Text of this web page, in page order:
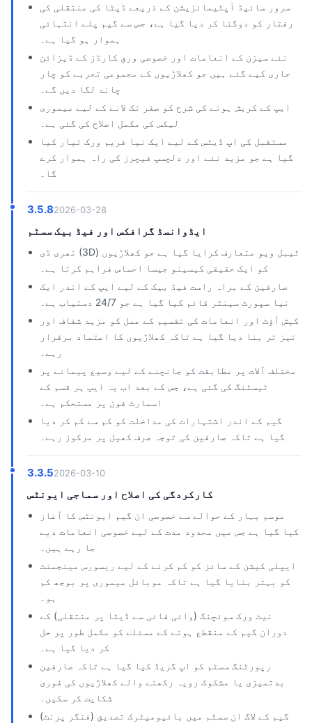
سرور سائیڈ آپٹیمائزیشن کے ذریعے ڈیٹا کی منتقلی کی
رفتار کو دوگنا کر دیا گیا ہے، جس سے گیم پلے انتہائی
ہموار ہو گیا ہے۔
نئے سیزن کے انعامات اور خصوصی ورق کارڈز کے ڈیزائن
جاری کیے گئے ہیں جو کھلاڑیوں کے مجموعی تجربے کو چار
چاند لگا دیں گے۔
ایپ کے کریش ہونے کی شرح کو صفر تک لانے کے لیے میموری
لیکس کی مکمل اصلاح کی گئی ہے۔
مستقبل کی اپ ڈیٹس کے لیے ایک نیا فریم ورک تیار کیا
گیا ہے جو مزید نئے اور دلچسپ فیچرز کی راہ ہموار کرے
گا۔
3.5.82026-03-28
ایڈوانسڈ گرافکس اور فیڈ بیک سسٹم
تھری ڈی (3D) ٹیبل ویو متعارف کرایا گیا ہے جو کھلاڑیوں
کو ایک حقیقی کیسینو جیسا احساس فراہم کرتا ہے۔
صارفین کے براہ راست فیڈ بیک کے لیے ایپ کے اندر ایک
نیا سپورٹ سینٹر قائم کیا گیا ہے جو 24/7 دستیاب ہے۔
کیش آؤٹ اور انعامات کی تقسیم کے عمل کو مزید شفاف اور
تیز تر بنا دیا گیا ہے تاکہ کھلاڑیوں کا اعتماد برقرار
رہے۔
مختلف آلات پر مطابقت کو جانچنے کے لیے وسیع پیمانے پر
ٹیسٹنگ کی گئی ہے، جس کے بعد اب یہ ایپ ہر قسم کے
اسمارٹ فون پر مستحکم ہے۔
گیم کے اندر اشتہارات کی مداخلت کو کم سے کم کر دیا
گیا ہے تاکہ صارفین کی توجہ صرف کھیل پر مرکوز رہے۔
3.3.52026-03-10
کارکردگی کی اصلاح اور سماجی ایونٹس
موسم بہار کے حوالے سے خصوصی ان گیم ایونٹس کا آغاز
کیا گیا ہے جس میں محدود مدت کے لیے خصوصی انعامات دیے
جا رہے ہیں۔
ایپلی کیشن کے سائز کو کم کرنے کے لیے ریسورس مینجمنٹ
کو بہتر بنایا گیا ہے تاکہ موبائل میموری پر بوجھ کم
ہو۔
نیٹ ورک سوئچنگ (وائی فائی سے ڈیٹا پر منتقلی) کے
دوران گیم کے منقطع ہونے کے مسئلے کو مکمل طور پر حل
کر دیا گیا ہے۔
رپورٹنگ سسٹم کو اپ گریڈ کیا گیا ہے تاکہ صارفین
بدتمیزی یا مشکوک رویہ رکھنے والے کھلاڑیوں کی فوری
شکایت کر سکیں۔
گیم کے لاگ ان سسٹم میں بائیومیٹرک تصدیق (فنگر پرنٹ)